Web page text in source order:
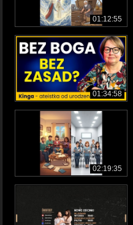
01:12:55
01:34:58
02:19:35